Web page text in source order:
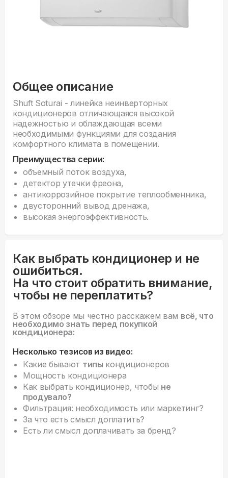
Общее описание
Shuft Soturai - линейка неинверторных
кондиционеров отличающаяся высокой
надежностью и облаждающая всеми
необходимыми функциями для создания
комфортного климата в помещении.
Преимущества серии:
объемный поток воздуха,
детектор утечки фреона,
антикоррозийное покрытие теплообменника,
двусторонний вывод дренажа,
высокая энергоэффективность.
Как выбрать кондиционер и не
ошибиться.
На что стоит обратить внимание,
чтобы не переплатить?
В этом обзоре мы честно расскажем вам всё, что
необходимо знать перед покупкой
кондиционера:
Несколько тезисов из видео:
Какие бывают типы кондиционеров
Мощность кондиционера
Как выбрать кондиционер, чтобы не
продувало?
Фильтрация: необходимость или маркетинг?
За что есть смысл доплатить?
Есть ли смысл доплачивать за бренд?